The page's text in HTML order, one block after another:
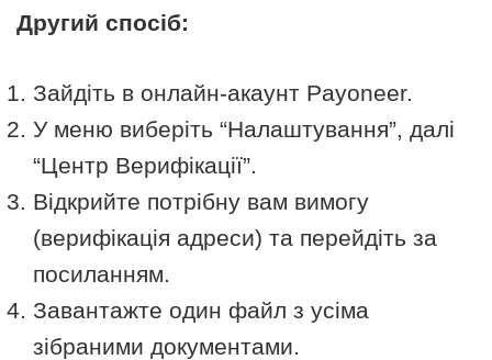
Другий спосіб:
Зайдіть в онлайн-акаунт Payoneer.
У меню виберіть “Налаштування”, далі
“Центр Верифікації”.
Відкрийте потрібну вам вимогу
(верифікація адреси) та перейдіть за
посиланням.
Завантажте один файл з усіма
зібраними документами.